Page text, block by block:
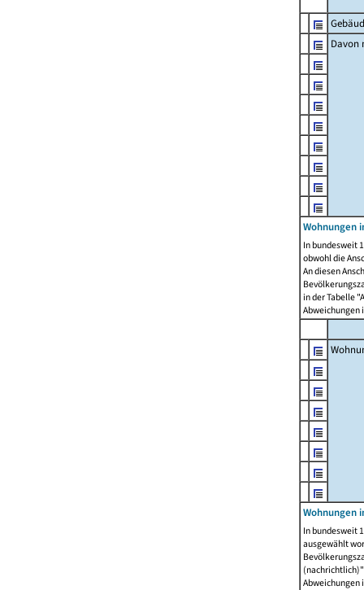
Davon
Wohnungen
In bundesweit
obwohl die
An diesen
in der Tabelle
Abweichungen
Wohnungen
In bundesweit
ausgewählt
Abweichungen